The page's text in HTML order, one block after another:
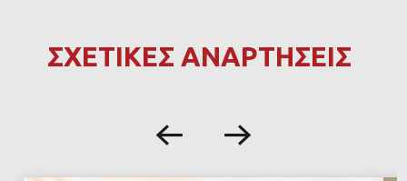
ΣΧΕΤΙΚΕΣ ΑΝΑΡΤΗΣΕΙΣ